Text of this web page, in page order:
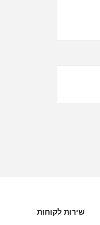
שירות לקוחות